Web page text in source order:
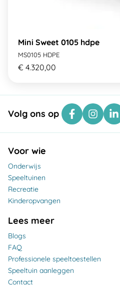
Mini Sweet 0105 hdpe
MS0105 HDPE
€ 4.320,00
Volg ons op
Voor wie
Onderwijs
Speeltuinen
Recreatie
Kinderopvangen
Lees meer
Blogs
FAQ
Professionele speeltoestellen
Speeltuin aanleggen
Contact